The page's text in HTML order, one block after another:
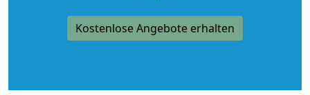
Kostenlose Angebote erhalten